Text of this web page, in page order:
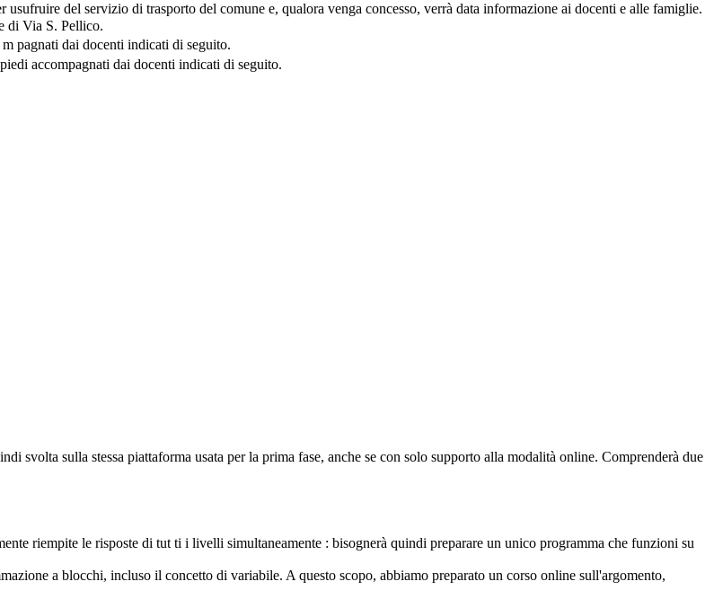
del servizio di trasporto del comune e, qualora venga concesso, verrà data informazione ai docenti e alle famiglie.
di Via S. Pellico.
pagnati dai docenti indicati di seguito.
accompagnati dai docenti indicati di seguito.
svolta sulla stessa piattaforma usata per la prima fase, anche se con solo supporto alla modalità online. Comprenderà due
riempite le risposte di tut ti i livelli simultaneamente : bisognerà quindi preparare un unico programma che funzioni su
a blocchi, incluso il concetto di variabile. A questo scopo, abbiamo preparato un corso online sull'argomento,